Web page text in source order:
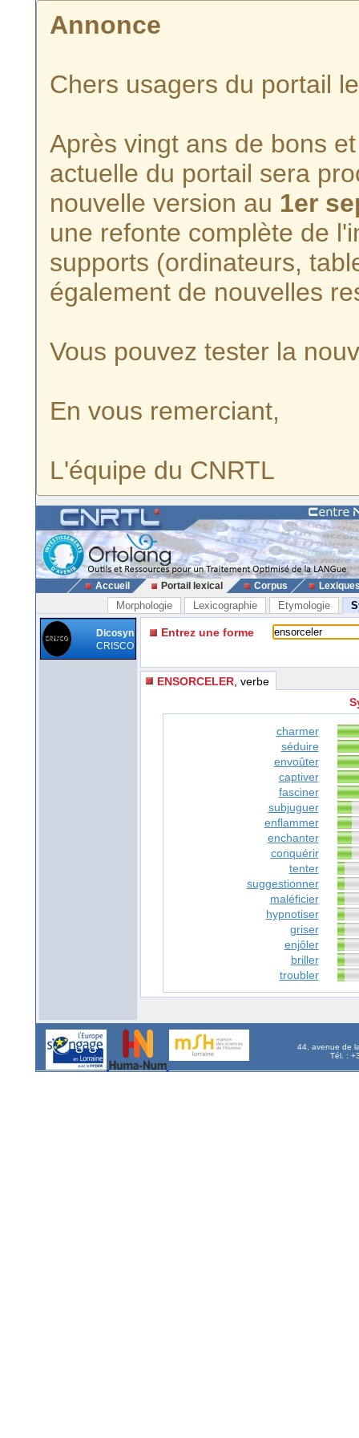
Annonce
Chers usagers du portail
Après vingt ans de bons
actuelle du portail sera
nouvelle version au 1er
une refonte complète de
supports (ordinateurs,
également de nouvelles
Vous pouvez tester la
En vous remerciant,
L'équipe du CNRTL
Accueil Portail lexical Corpus
Morphologie Lexicographie Etymologie
Dicosyn
CRISCO
Entrez une forme
ENSORCELER , verbe
charmer
séduire
envoûter
captiver
fasciner
subjuguer
enflammer
enchanter
conquérir
tenter
suggestionner
maléficier
hypnotiser
griser
enjôler
briller
troubler
44, avenue de
Tél. :